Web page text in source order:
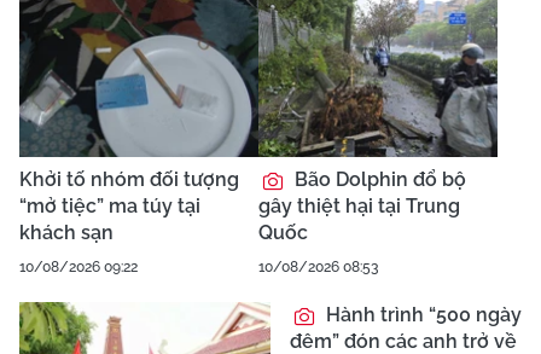
Xác minh thông tin về
hầm trú ẩn nghi vùi lấp
80 liệt sĩ ở Huế
Giang hồ mạng Tiến
"Bịp" lĩnh 8 năm tù vì ma